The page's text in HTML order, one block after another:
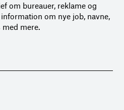
om bureauer, reklame og
om nye job, navne,
med mere.